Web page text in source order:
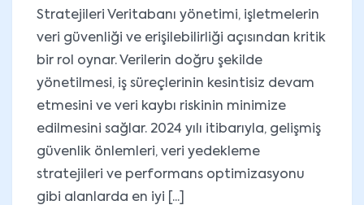
Stratejileri Veritabanı yönetimi, işletmelerin
veri güvenliği ve erişilebilirliği açısından kritik
bir rol oynar. Verilerin doğru şekilde
yönetilmesi, iş süreçlerinin kesintisiz devam
etmesini ve veri kaybı riskinin minimize
edilmesini sağlar. 2024 yılı itibarıyla, gelişmiş
güvenlik önlemleri, veri yedekleme
stratejileri ve performans optimizasyonu
gibi alanlarda en iyi [...]